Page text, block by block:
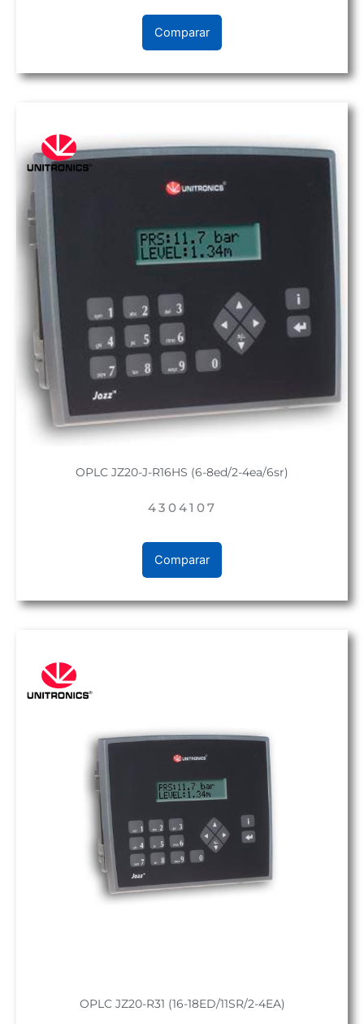
Comparar
OPLC JZ20-J-R16HS (6-8ed/2-4ea/6sr)
4304107
Comparar
OPLC JZ20-R31 (16-18ED/11SR/2-4EA)